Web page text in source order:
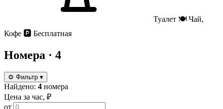
Туалет 🍽 Чай,
Кофе 🅿️ Бесплатная
Номера · 4
⚙ Фильтр ▾
Найдено: 4 номера
Цена за час, ₽
от